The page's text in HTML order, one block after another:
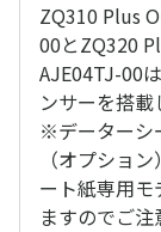
ZQ310 Plus
00とZQ320
AJE04TJ-00
ンサーを搭載
※データーシ
（オプショ
ート紙専用
ますのでご注